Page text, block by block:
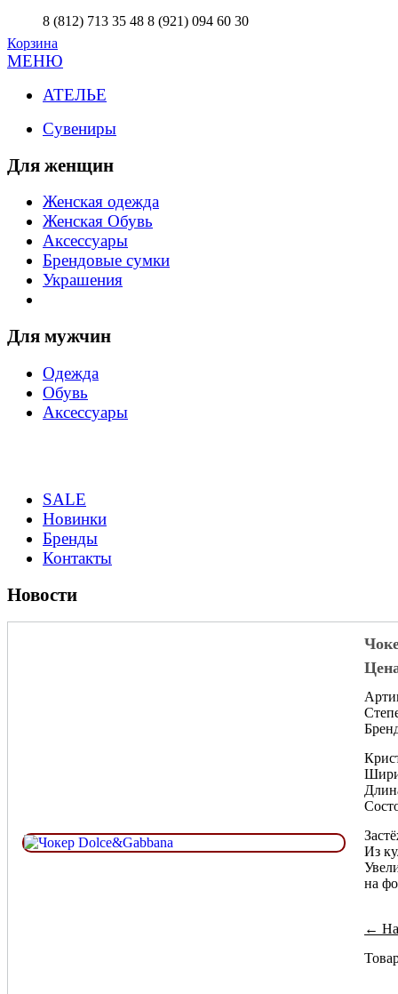
8 (812) 713 35 48 8 (921) 094 60 30
Корзина
МЕНЮ
АТЕЛЬЕ
Сувениры
Для женщин
Женская одежда
Женская Обувь
Аксессуары
Брендовые сумки
Украшения
Для мужчин
Одежда
Обувь
Аксессуары
SALE
Новинки
Бренды
Контакты
Новости
Из
на
←